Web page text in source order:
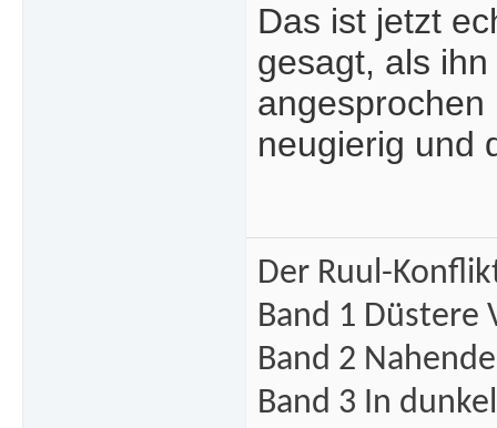
Das ist jetzt
gesagt, als
neugierig und
Der Ruul-
Band 1 Düstere
Band 2
Band 3 In